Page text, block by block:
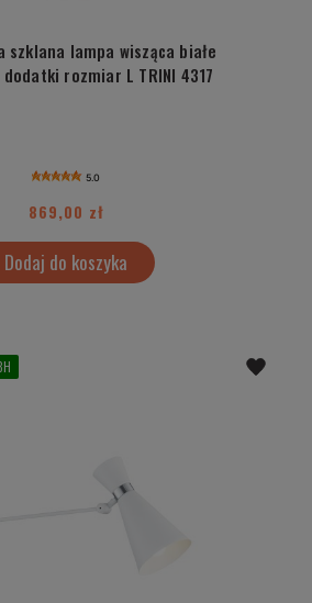
szklana lampa wisząca białe
dodatki rozmiar L TRINI 4317
5.0
869,00 zł
Dodaj do koszyka